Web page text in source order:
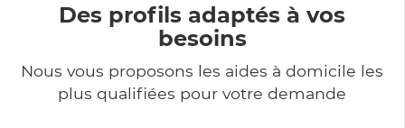
Des profils adaptés à vos
besoins
Nous vous proposons les aides à domicile les
plus qualifiées pour votre demande